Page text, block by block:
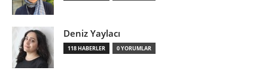
Deniz Yaylacı
118 HABERLER 0 YORUMLAR